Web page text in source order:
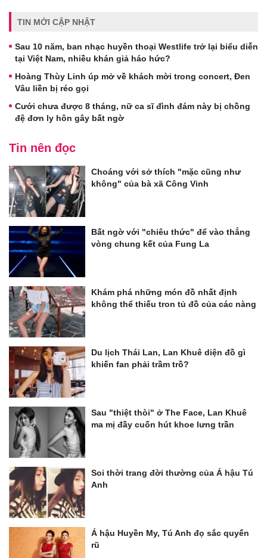
TIN MỚI CẬP NHẬT
Sau 10 năm, ban nhạc huyền thoại Westlife trở lại biểu diễn
tại Việt Nam, nhiều khán giả háo hức?
Hoàng Thùy Linh úp mở về khách mời trong concert, Đen
Vâu liền bị réo gọi
Cưới chưa được 8 tháng, nữ ca sĩ đình đám này bị chồng
đệ đơn ly hôn gây bất ngờ
Tin nên đọc
Choáng với sở thích "mặc cũng như
không" của bà xã Công Vinh
Bất ngờ với "chiêu thức" để vào thẳng
vòng chung kết của Fung La
Khám phá những món đồ nhất định
không thể thiếu tron tủ đồ của các nàng
Du lịch Thái Lan, Lan Khuê diện đồ gì
khiến fan phải trầm trồ?
Sau "thiệt thòi" ở The Face, Lan Khuê
ma mị đầy cuốn hút khoe lưng trần
Soi thời trang đời thường của Á hậu Tú
Anh
Á hậu Huyền My, Tú Anh đọ sắc quyến
rũ